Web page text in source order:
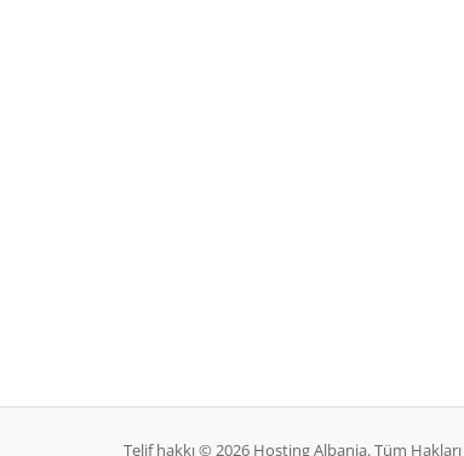
Telif hakkı © 2026 Hosting Albania. Tüm Hakları